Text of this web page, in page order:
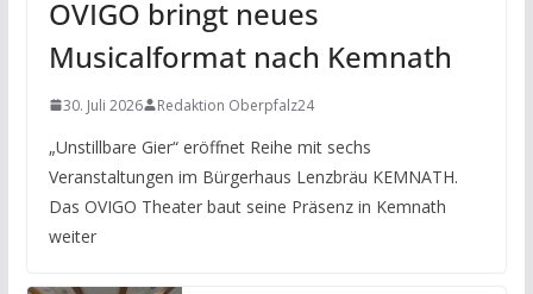
OVIGO bringt neues
Musicalformat nach Kemnath
30. Juli 2026 Redaktion Oberpfalz24
„Unstillbare Gier“ eröffnet Reihe mit sechs
Veranstaltungen im Bürgerhaus Lenzbräu KEMNATH.
Das OVIGO Theater baut seine Präsenz in Kemnath
weiter